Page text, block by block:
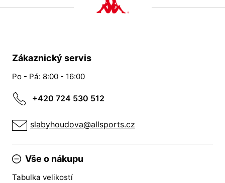
Zákaznický servis
Po - Pá: 8:00 - 16:00
+420 724 530 512
slabyhoudova@allsports.cz
Vše o nákupu
Tabulka velikostí